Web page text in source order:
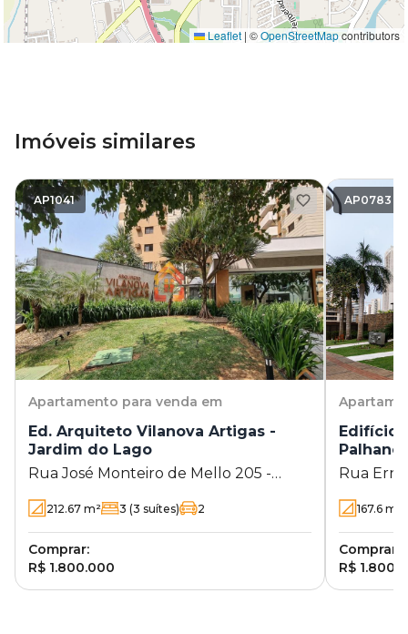
Leaflet | ©OpenStreetMapcontributors
Imóveis similares
AP1041
Apartamento para venda em
Ed. Arquiteto Vilanova Artigas -
Jardim do Lago
Rua José Monteiro de Mello 205 -
Jardim do Lago - Londrina - PR
212.67 m² 3 (3 suítes) 2
Comprar:
R$ 1.800.000
AP0783
Edifício
Palhano
Rua
Gleba
PR167.6 m²
Comprar:
R$